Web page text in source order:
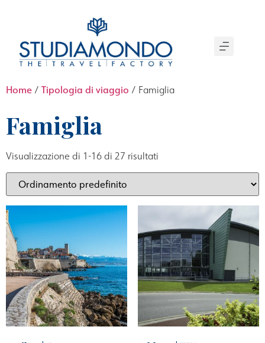
Home / Tipologia di viaggio / Famiglia
Famiglia
Visualizzazione di 1-16 di 27 risultati